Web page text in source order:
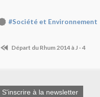
#Société et Environnement
Départ du Rhum 2014 à J - 4
S'inscrire à la newsletter